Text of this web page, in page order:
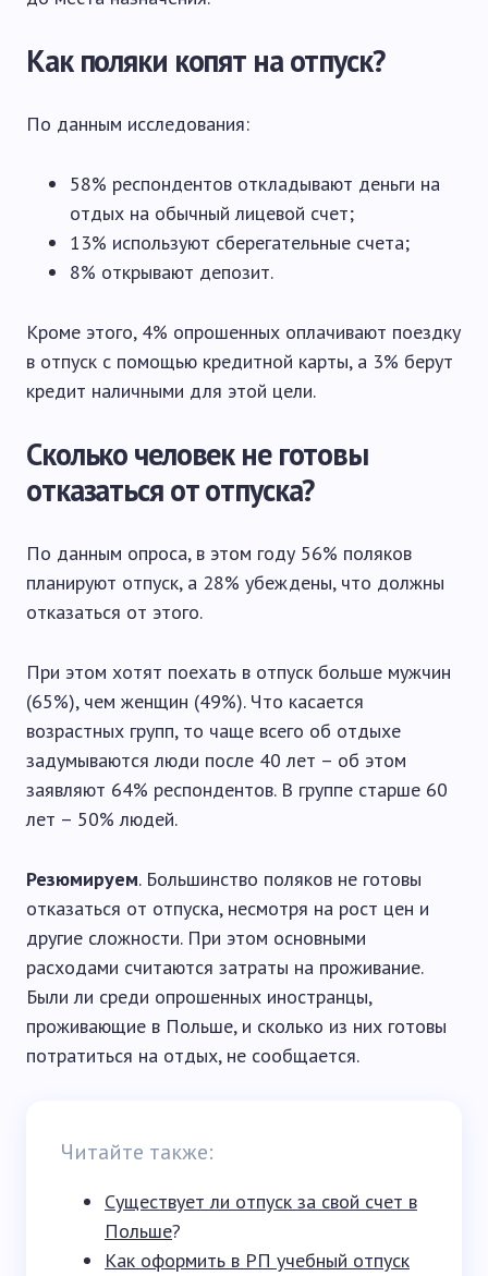
Как поляки копят на отпуск?
По данным исследования:
58% респондентов откладывают деньги на
отдых на обычный лицевой счет;
13% используют сберегательные счета;
8% открывают депозит.
Кроме этого, 4% опрошенных оплачивают поездку
в отпуск с помощью кредитной карты, а 3% берут
кредит наличными для этой цели.
Сколько человек не готовы
отказаться от отпуска?
По данным опроса, в этом году 56% поляков
планируют отпуск, а 28% убеждены, что должны
отказаться от этого.
При этом хотят поехать в отпуск больше мужчин
(65%), чем женщин (49%). Что касается
возрастных групп, то чаще всего об отдыхе
задумываются люди после 40 лет – об этом
заявляют 64% респондентов. В группе старше 60
лет – 50% людей.
Резюмируем. Большинство поляков не готовы
отказаться от отпуска, несмотря на рост цен и
другие сложности. При этом основными
расходами считаются затраты на проживание.
Были ли среди опрошенных иностранцы,
проживающие в Польше, и сколько из них готовы
потратиться на отдых, не сообщается.
Читайте также:
Существует ли отпуск за свой счет в
Польше?
Как оформить в РП учебный отпуск